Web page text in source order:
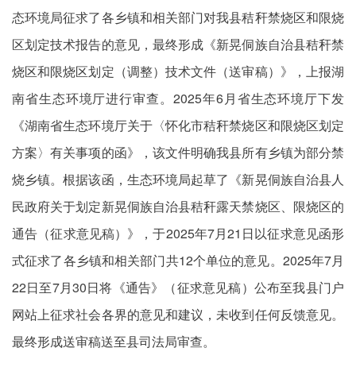
态环境局征求了各乡镇和相关部门对我县秸秆禁烧区和限烧
区划定技术报告的意见，最终形成《新晃侗族自治县秸秆禁
烧区和限烧区划定（调整）技术文件（送审稿）》，上报湖
南省生态环境厅进行审查。2025年6月省生态环境厅下发
《湖南省生态环境厅关于〈怀化市秸秆禁烧区和限烧区划定
方案〉有关事项的函》，该文件明确我县所有乡镇为部分禁
烧乡镇。根据该函，生态环境局起草了《新晃侗族自治县人
民政府关于划定新晃侗族自治县秸秆露天禁烧区、限烧区的
通告（征求意见稿）》，于2025年7月21日以征求意见函形
式征求了各乡镇和相关部门共12个单位的意见。2025年7月
22日至7月30日将《通告》（征求意见稿）公布至我县门户
网站上征求社会各界的意见和建议，未收到任何反馈意见。
最终形成送审稿送至县司法局审查。